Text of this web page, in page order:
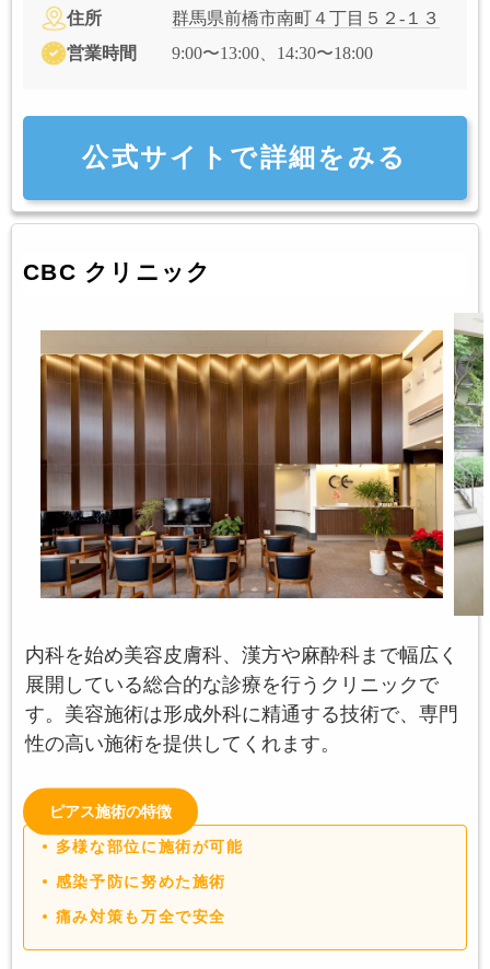
住所
群馬県前橋市南町４丁目５２-１３
営業時間
9:00〜13:00、14:30〜18:00
公式サイトで詳細をみる
CBC クリニック
内科を始め美容皮膚科、漢方や麻酔科まで幅広く
展開している総合的な診療を行うクリニックで
す。美容施術は形成外科に精通する技術で、専門
性の高い施術を提供してくれます。
ピアス施術の特徴
多様な部位に施術が可能
感染予防に努めた施術
痛み対策も万全で安全